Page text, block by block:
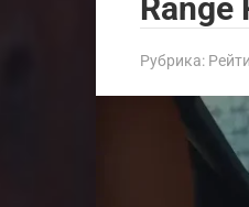
Range
Рубрика: